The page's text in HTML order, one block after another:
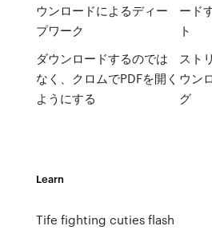
ウンロードによるディー
プワーク
ダウンロードするのでは
なく、クロムでPDFを開く
ようにする
ード
ト
スト
ウン
グ
Learn
Tife fighting cuties flash